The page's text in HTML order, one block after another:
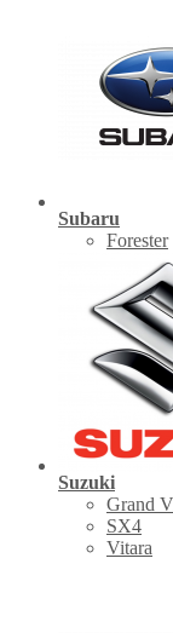
Subaru
Forester
Suzuki
Grand
SX4
Vitara